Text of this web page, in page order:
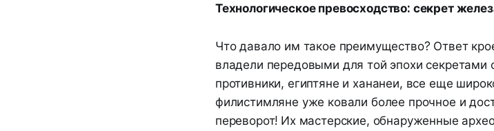
Технологическое превосходство: секрет
Что давало им такое преимущество? Ответ
владели передовыми для той эпохи секретами
противники, египтяне и хананеи, все еще
филистимляне уже ковали более прочное и
переворот! Их мастерские, обнаруженные